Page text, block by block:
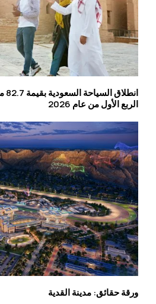
الربع الأول من عام 2026
ورقة حقائق: مدينة القدية